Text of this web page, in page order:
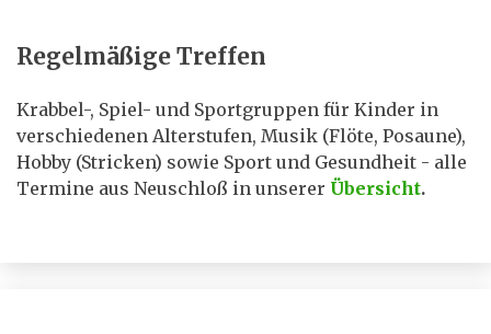
Regelmäßige Treffen
Krabbel-, Spiel- und Sportgruppen für Kinder in
verschiedenen Alterstufen, Musik (Flöte, Posaune),
Hobby (Stricken) sowie Sport und Gesundheit - alle
Termine aus Neuschloß in unserer Übersicht.